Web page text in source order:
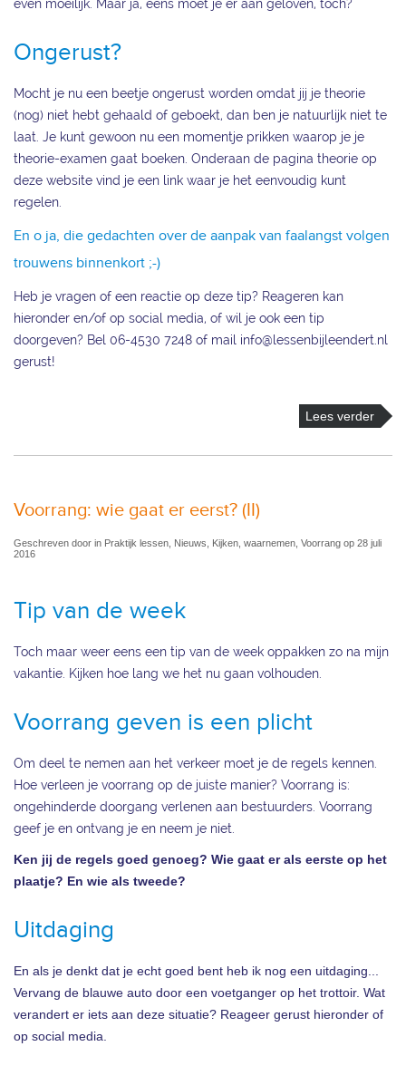
even moeilijk. Maar ja, eens moet je er aan geloven, toch?
Ongerust?
Mocht je nu een beetje ongerust worden omdat jij je theorie
(nog) niet hebt gehaald of geboekt, dan ben je natuurlijk niet te
laat. Je kunt gewoon nu een momentje prikken waarop je je
theorie-examen gaat boeken. Onderaan de pagina theorie op
deze website vind je een link waar je het eenvoudig kunt
regelen.
En o ja, die gedachten over de aanpak van faalangst volgen
trouwens binnenkort ;-)
Heb je vragen of een reactie op deze tip? Reageren kan
hieronder en/of op social media, of wil je ook een tip
doorgeven? Bel 06-4530 7248 of mail info@lessenbijleendert.nl
gerust!
Lees verder
Voorrang: wie gaat er eerst? (II)
Geschreven door in Praktijk lessen, Nieuws, Kijken, waarnemen, Voorrang op 28 juli
2016
Tip van de week
Toch maar weer eens een tip van de week oppakken zo na mijn
vakantie. Kijken hoe lang we het nu gaan volhouden.
Voorrang geven is een plicht
Om deel te nemen aan het verkeer moet je de regels kennen.
Hoe verleen je voorrang op de juiste manier? Voorrang is:
ongehinderde doorgang verlenen aan bestuurders. Voorrang
geef je en ontvang je en neem je niet.
Ken jij de regels goed genoeg? Wie gaat er als eerste op het
plaatje? En wie als tweede?
Uitdaging
En als je denkt dat je echt goed bent heb ik nog een uitdaging...
Vervang de blauwe auto door een voetganger op het trottoir. Wat
verandert er iets aan deze situatie? Reageer gerust hieronder of
op social media.